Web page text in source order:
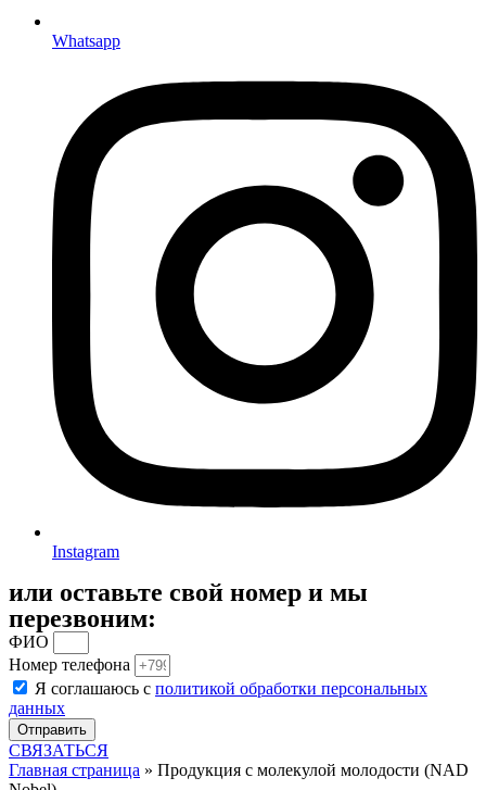
Whatsapp
Instagram
или оставьте свой номер и мы
перезвоним:
ФИО
Номер телефона
Я соглашаюсь с политикой обработки персональных
данных
Отправить
СВЯЗАТЬСЯ
Главная страница » Продукция с молекулой молодости (NAD